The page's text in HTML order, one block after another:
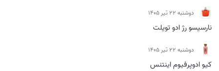
دوشنبه 22 تیر 1405
نارسیسو رژ ادو تویلت
دوشنبه 22 تیر 1405
کیو ادوپرفیوم اینتنس